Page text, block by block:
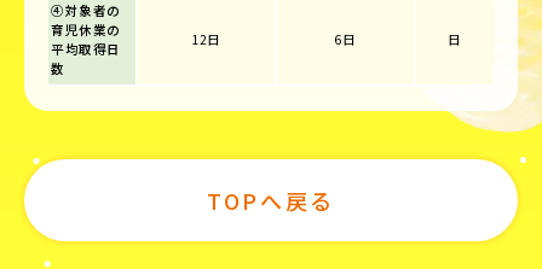
④対象者の
育児休業の
平均取得日
数
12日 6日 日
TOPへ戻る